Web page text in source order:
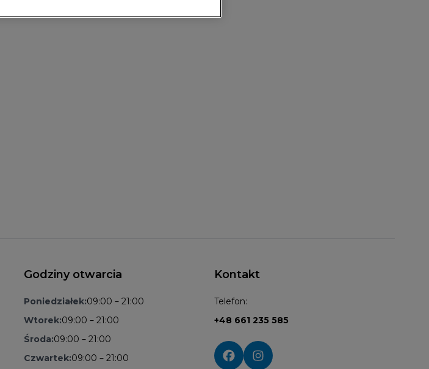
Godziny otwarcia
Poniedziałek:09:00 – 21:00
Wtorek:09:00 – 21:00
Środa:09:00 – 21:00
Czwartek:09:00 – 21:00
Kontakt
Telefon:
+48 661 235 585
Social media: